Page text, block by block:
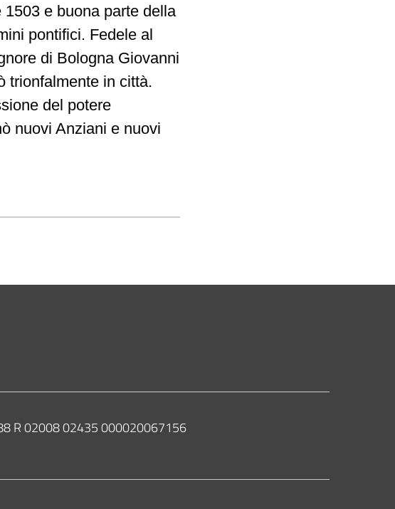
e buona parte della
pontifici. Fedele al
di Bologna Giovanni
trionfalmente in città.
del potere
nuovi Anziani e nuovi
R 02008 02435 000020067156